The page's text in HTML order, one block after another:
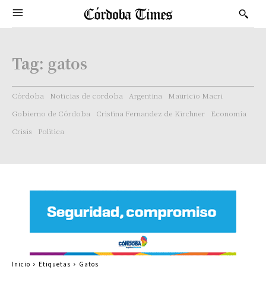
Tag: gatos
Córdoba Noticias de cordoba Argentina
Mauricio Macri
Gobierno de Córdoba
Cristina Fernandez de Kirchner
Economía
Crisis
Politica
Inicio Etiquetas Gatos